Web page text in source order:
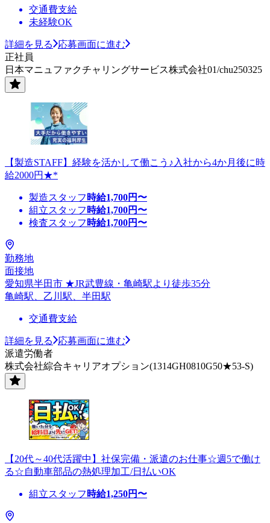
交通費支給
未経験OK
詳細を見る
応募画面に進む
正社員
日本マニュファクチャリングサービス株式会社01/chu250325
【製造STAFF】経験を活かして働こう♪入社から4か月後に時
給2000円★*
製造スタッフ 時給1,700円〜
組立スタッフ 時給1,700円〜
検査スタッフ 時給1,700円〜
勤務地
面接地
愛知県半田市 ★JR武豊線・亀崎駅より徒歩35分
亀崎駅、乙川駅、半田駅
交通費支給
詳細を見る
応募画面に進む
派遣労働者
株式会社綜合キャリアオプション(1314GH0810G50★53-S)
【20代～40代活躍中】社保完備・派遣のお仕事☆週5で働け
る☆自動車部品の熱処理加工/日払いOK
組立スタッフ 時給1,250円〜